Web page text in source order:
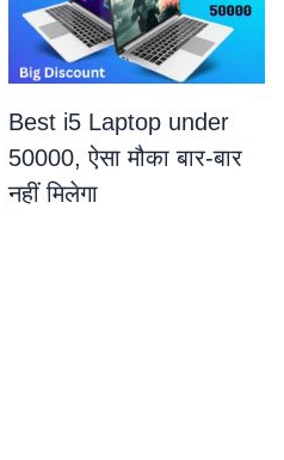
Best i5 Laptop under
50000, ऐसा मौका बार-बार
नहीं मिलेगा